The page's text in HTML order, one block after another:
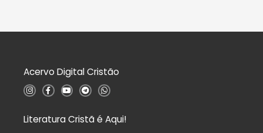
Acervo Digital Cristão
I
n
a
g
F
a
b
o
Y
o
u
b
T
e
g
r
W
h
s
a
Literatura Cristã é Aqui!